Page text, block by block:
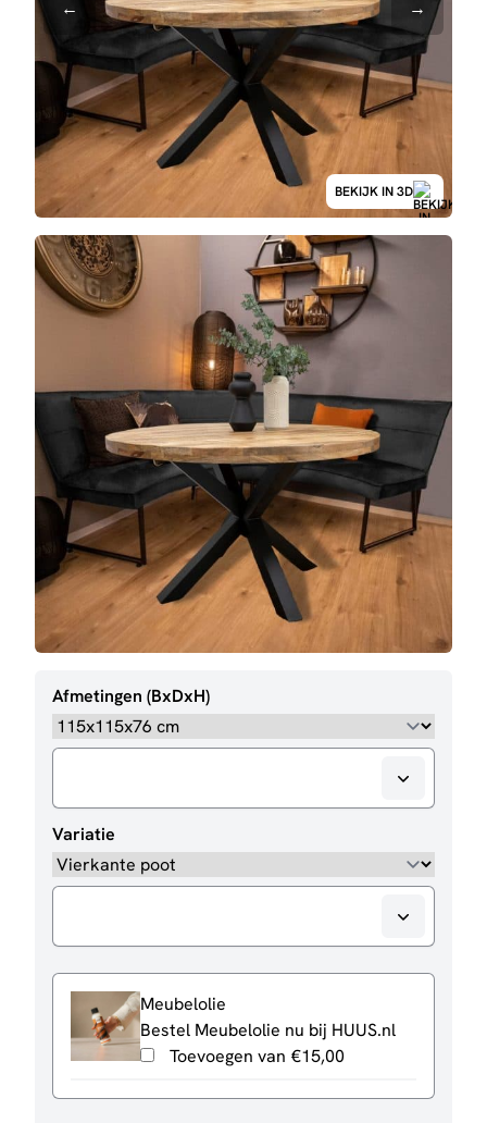
BEKIJK IN 3D
Afmetingen (BxDxH)
Variatie
Meubelolie
Bestel Meubelolie nu bij HUUS.nl
Toevoegen van €15,00